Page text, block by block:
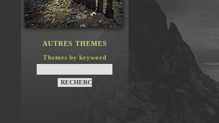
AUTRES THEMES
Themes by keyword